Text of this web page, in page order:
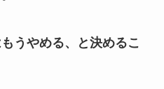
うやめる、と決めるこ